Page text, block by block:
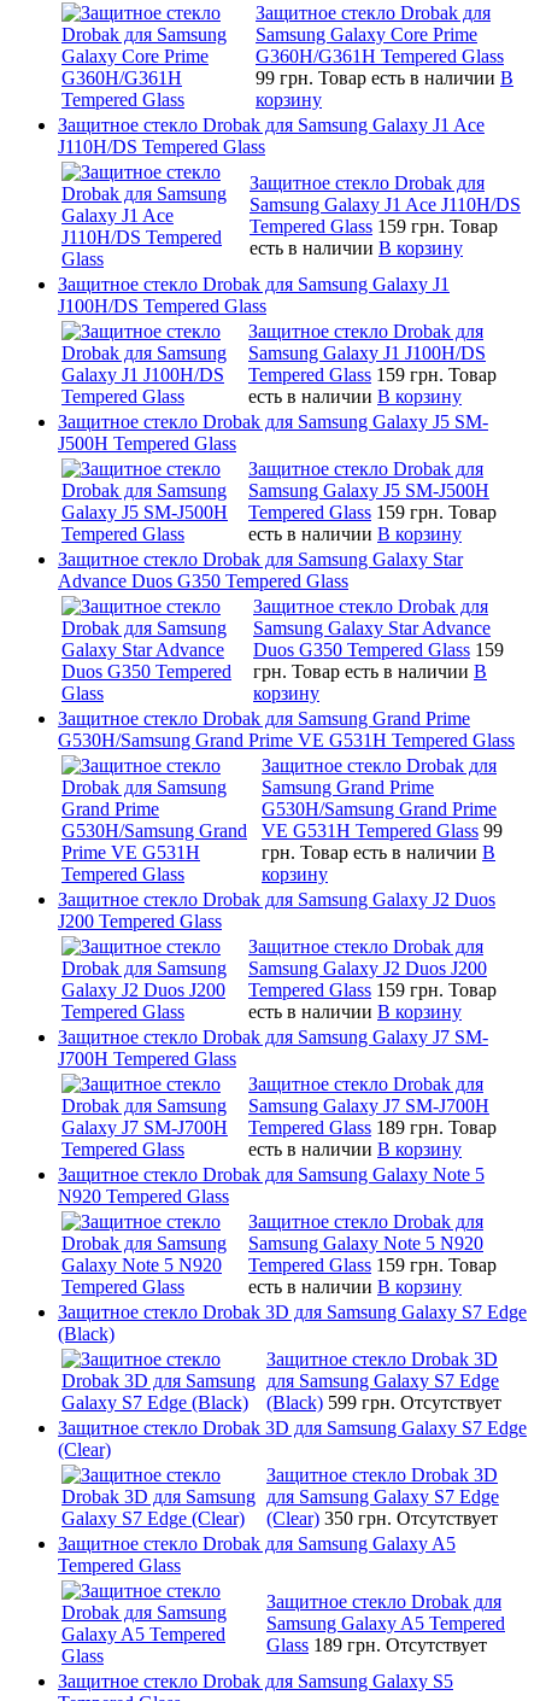
Защитное стекло Drobak для
Samsung Galaxy Core Prime
G360H/G361H Tempered Glass
99 грн. Товар есть в наличии В
корзину
Защитное стекло Drobak для Samsung Galaxy J1 Ace
J110H/DS Tempered Glass
Защитное стекло Drobak для
Samsung Galaxy J1 Ace J110H/DS
Tempered Glass 159 грн. Товар
есть в наличии В корзину
Защитное стекло Drobak для Samsung Galaxy J1
J100H/DS Tempered Glass
Защитное стекло Drobak для
Samsung Galaxy J1 J100H/DS
Tempered Glass 159 грн. Товар
есть в наличии В корзину
Защитное стекло Drobak для Samsung Galaxy J5 SM-
J500H Tempered Glass
Защитное стекло Drobak для
Samsung Galaxy J5 SM-J500H
Tempered Glass 159 грн. Товар
есть в наличии В корзину
Защитное стекло Drobak для Samsung Galaxy Star
Advance Duos G350 Tempered Glass
Защитное стекло Drobak для
Samsung Galaxy Star Advance
Duos G350 Tempered Glass 159
грн. Товар есть в наличии В
корзину
Защитное стекло Drobak для Samsung Grand Prime
G530H/Samsung Grand Prime VE G531H Tempered Glass
Защитное стекло Drobak для
Samsung Grand Prime
G530H/Samsung Grand Prime
VE G531H Tempered Glass 99
грн. Товар есть в наличии В
корзину
Защитное стекло Drobak для Samsung Galaxy J2 Duos
J200 Tempered Glass
Защитное стекло Drobak для
Samsung Galaxy J2 Duos J200
Tempered Glass 159 грн. Товар
есть в наличии В корзину
Защитное стекло Drobak для Samsung Galaxy J7 SM-
J700H Tempered Glass
Защитное стекло Drobak для
Samsung Galaxy J7 SM-J700H
Tempered Glass 189 грн. Товар
есть в наличии В корзину
Защитное стекло Drobak для Samsung Galaxy Note 5
N920 Tempered Glass
Защитное стекло Drobak для
Samsung Galaxy Note 5 N920
Tempered Glass 159 грн. Товар
есть в наличии В корзину
Защитное стекло Drobak 3D для Samsung Galaxy S7 Edge
(Black)
Защитное стекло Drobak 3D
для Samsung Galaxy S7 Edge
(Black) 599 грн. Отсутствует
Защитное стекло Drobak 3D для Samsung Galaxy S7 Edge
(Clear)
Защитное стекло Drobak 3D
для Samsung Galaxy S7 Edge
(Clear) 350 грн. Отсутствует
Защитное стекло Drobak для Samsung Galaxy A5
Tempered Glass
Защитное стекло Drobak для
Samsung Galaxy A5 Tempered
Glass 189 грн. Отсутствует
Защитное стекло Drobak для Samsung Galaxy S5